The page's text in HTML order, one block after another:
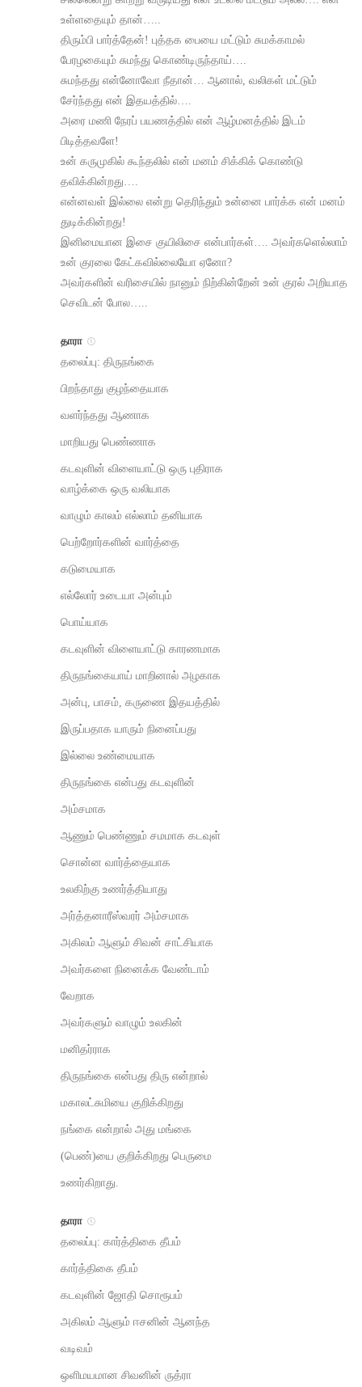
உள்ளதையும் தான்…..
திரும்பி பார்த்தேன்! புத்தக பையை மட்டும் சுமக்காமல்
பேரழகையும் சுமந்து கொண்டிருந்தாய்….
சுமந்தது என்னோவோ நீதான்… ஆனால், வலிகள் மட்டும்
சேர்ந்தது என் இதயத்தில்….
அரை மணி நேரப் பயணத்தில் என் ஆழ்மனத்தில் இடம்
பிடித்தவளே!
உன் கருமுகில் கூந்தலில் என் மனம் சிக்கிக் கொண்டு
தவிக்கின்றது….
என்னவள் இல்லை என்று தெரிந்தும் உன்னை பார்க்க என் மனம்
துடிக்கின்றது!
இனிமையான இசை குயிலிசை என்பார்கள்…. அவர்களெல்லாம்
உன் குரலை கேட்கவில்லையோ ஏனோ?
அவர்களின் வரிசையில் நானும் நிற்கின்றேன் உன் குரல் அறியாத
செவிடன் போல…..
தாரா
தலைப்பு: திருநங்கை
பிறந்தாது குழந்தையாக
வளர்ந்தது ஆணாக
மாறியது பெண்ணாக
கடவுளின் விளையாட்டு ஒரு புதிராக
வாழ்க்கை ஒரு வலியாக
வாழும் காலம் எல்லாம் தனியாக
பெற்றோர்களின் வார்த்தை
கடுமையாக
எல்லோர் உடையா அன்பும்
பொய்யாக
கடவுளின் விளையாட்டு காரணமாக
திருநங்கையாய் மாறினால் அழகாக
அன்பு, பாசம், கருணை இதயத்தில்
இருப்பதாக யாரும் நினைப்பது
இல்லை உண்மையாக
திருநங்கை என்பது கடவுளின்
அம்சமாக
ஆணும் பெண்ணும் சமமாக கடவுள்
சொன்ன வார்த்தையாக
உலகிற்கு உணர்த்தியாது
அர்த்தனாரீஸ்வரர் அம்சமாக
அகிலம் ஆளும் சிவன் சாட்சியாக
அவர்களை நினைக்க வேண்டாம்
வேறாக
அவர்களும் வாழும் உலகின்
மனிதர்ராக
திருநங்கை என்பது திரு என்றால்
மகாலட்சுமியை குறிக்கிறது
நங்கை என்றால் அது மங்கை
(பெண்)யை குறிக்கிறது பெருமை
உணர்கிறாது.
தாரா
தலைப்பு: கார்த்திகை தீபம்
கார்த்திகை தீபம்
கடவுளின் ஜோதி சொரூபம்
அகிலம் ஆளும் ஈசனின் ஆனந்த
வடிவம்
ஒளிமயமான சிவனின் ருத்ரா